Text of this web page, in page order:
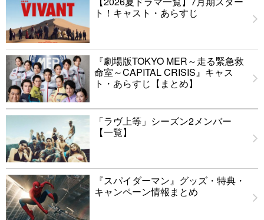
ト！キャスト・あらすじ
『劇場版TOKYO MER～走る緊急救
命室～CAPITAL CRISIS』キャス
ト・あらすじ【まとめ】
「ラヴ上等」シーズン2メンバー
【一覧】
『スパイダーマン』グッズ・特典・
キャンペーン情報まとめ